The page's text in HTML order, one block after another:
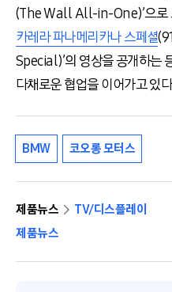
(The Wall All-in-One)’으로
카레라 파나메리카나 스페셜
Special)’의 영상을 공개하는
다채로운 협업을 이어가고 있
BMW 코오롱 모터스
제품뉴스
TV/디스플레이
제품뉴스